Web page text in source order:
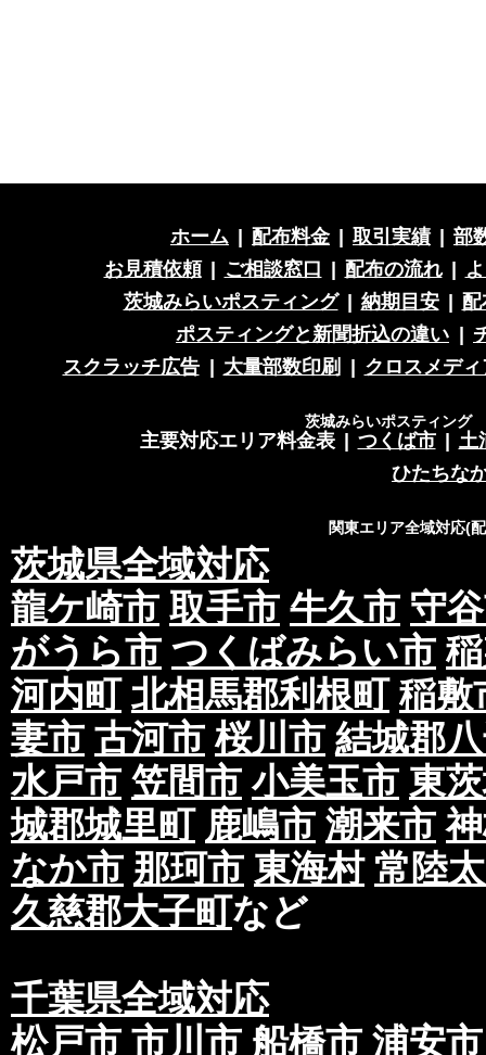
ホーム 配布料金 取引実績
部
お見積依頼
ご相談窓口 配布の流れ
茨城みらいポスティング
納期目安
ポスティングと新聞折込の違い
スクラッチ広告
大量部数印刷 クロスメディ
茨城みらいポスティング
主要対応エリア料金表 つくば市
土
ひたちな
関東エリア全域対応(
茨城県全域対応
龍ケ崎市 取手市 牛久市 守
がうら市 つくばみらい市
河内町 北相馬郡利根町 稲敷
妻市 古河市 桜川市 結城郡
水戸市 笠間市 小美玉市 東
城郡城里町 鹿嶋市 潮来市
なか市 那珂市 東海村 常陸
久慈郡大子町など
千葉県全域対応
松戸市 市川市 船橋市 浦安市